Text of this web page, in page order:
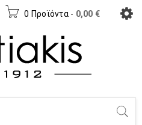
0 Προϊόντα - 0,00 €